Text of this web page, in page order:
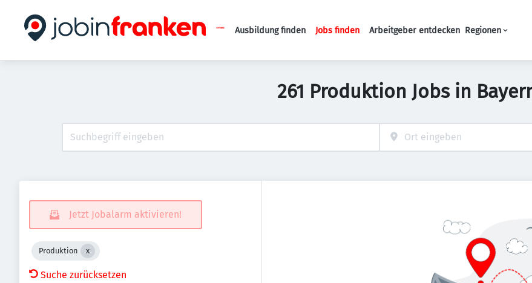
Haupt-Navigation
Ausbildung finden Jobs finden Arbeitgeber entdecken Regionen
261 Produktion Jobs in
Jetzt Jobalarm aktivieren!
Produktion
Suche zurücksetzen